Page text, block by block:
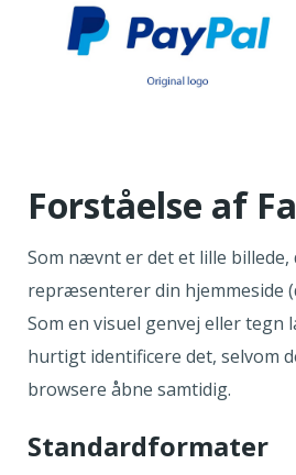
Forståelse af
Som nævnt er det et lille billede,
repræsenterer din hjemmeside
Som en visuel genvej eller tegn
hurtigt identificere det, selvom
browsere åbne samtidig.
Standardformater